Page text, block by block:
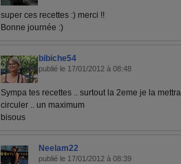
super ces recettes :) merci !!
Bonne journée :)
bibiche54
publié le 17/01/2012 à 08:48
Sympa tes recettes .. surtout la 2eme je la
circuler .. un maximum
bisous
Neelam22
publié le 17/01/2012 à 08:39